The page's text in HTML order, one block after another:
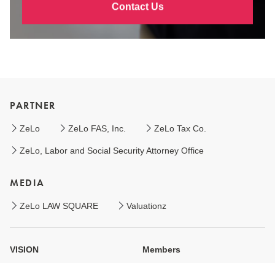
Contact Us
PARTNER
ZeLo ZeLo FAS, Inc. ZeLo Tax Co.
ZeLo, Labor and Social Security Attorney Office
MEDIA
ZeLo LAW SQUARE Valuationz
VISION Members